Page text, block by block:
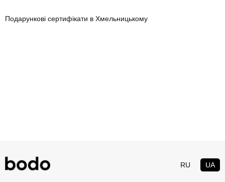
Подарункові сертифікати в Хмельницькому
RU UA